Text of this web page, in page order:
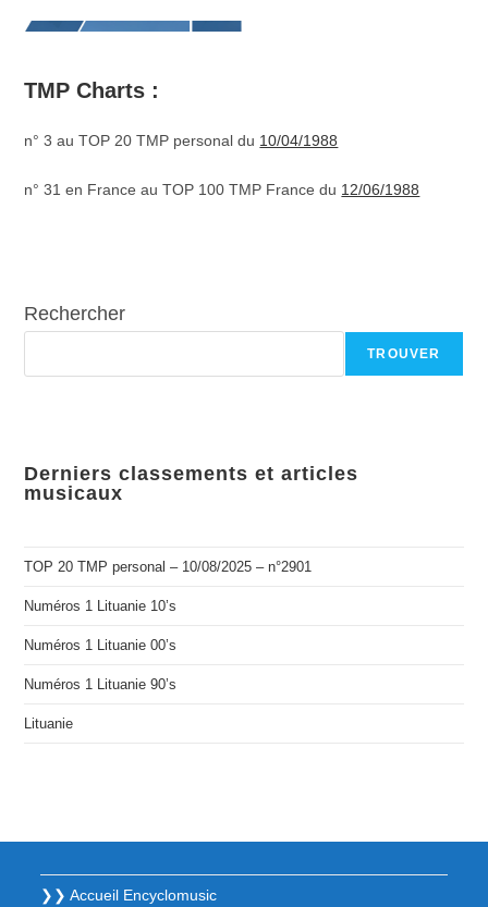
TMP Charts :
n° 3 au TOP 20 TMP personal du 10/04/1988
n° 31 en France au TOP 100 TMP France du 12/06/1988
Rechercher
TROUVER
Derniers classements et articles
musicaux
TOP 20 TMP personal – 10/08/2025 – n°2901
Numéros 1 Lituanie 10’s
Numéros 1 Lituanie 00’s
Numéros 1 Lituanie 90’s
Lituanie
❯❯ Accueil Encyclomusic